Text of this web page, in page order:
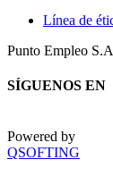
Línea de
Punto Empleo
SÍGUENOS EN
Powered by
QSOFTING